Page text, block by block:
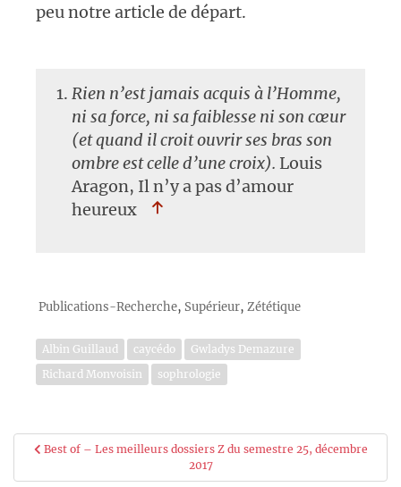
peu notre article de départ.
Rien n’est jamais acquis à l’Homme,
ni sa force, ni sa faiblesse ni son cœur
(et quand il croit ouvrir ses bras son
ombre est celle d’une croix). Louis
Aragon, Il n’y a pas d’amour
heureux
Publications-Recherche, Supérieur, Zététique
Albin Guillaud caycédo
Gwladys Demazure
Richard Monvoisin
sophrologie
Navigation
Best of – Les meilleurs dossiers Z du semestre 25, décembre
2017